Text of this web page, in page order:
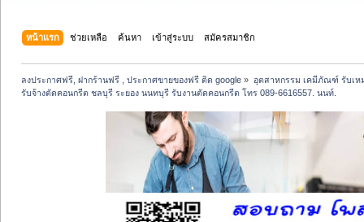
หน้าแรก ช่วยเหลือ ค้นหา เข้าสู่ระบบ สมัครสมาชิก
ลงประกาศฟรี, ฝากร้านฟรี , ประกาศขายของฟรี ติด google » อุตสาหกรรม เคมีภัณฑ์ รับเห
รับจ้างตัดคอนกรีต ชลบุรี ระยอง นนทบุรี รับงานตัดคอนกรีต โทร 089-6616557. นนท์.